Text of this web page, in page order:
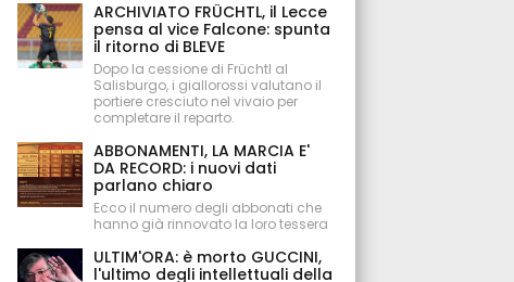
ARCHIVIATO FRÜCHTL, il Lecce
pensa al vice Falcone: spunta
il ritorno di BLEVE
Dopo la cessione di Früchtl al
Salisburgo, i giallorossi valutano il
portiere cresciuto nel vivaio per
completare il reparto.
ABBONAMENTI, LA MARCIA E'
DA RECORD: i nuovi dati
parlano chiaro
Ecco il numero degli abbonati che
hanno già rinnovato la loro tessera
ULTIM'ORA: è morto GUCCINI,
l'ultimo degli intellettuali della